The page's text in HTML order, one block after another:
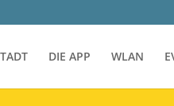
DIE APP WLAN